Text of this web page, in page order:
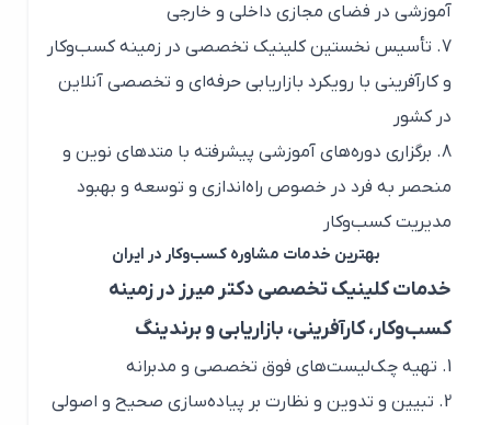
آموزشی در فضای مجازی داخلی و خارجی
تأسیس نخستین کلینیک تخصصی در زمینه کسب‌وکار
و کارآفرینی با رویکرد بازاریابی حرفه‌ای و تخصصی آنلاین
در کشور
برگزاری دوره‌های آموزشی پیشرفته با متدهای نوین و
منحصر به فرد در خصوص راه‌اندازی و توسعه و بهبود
مدیریت کسب‌وکار
بهترین خدمات مشاوره کسب‌وکار در ایران
خدمات کلینیک تخصصی دکتر میرز در زمینه
کسب‌وکار، کارآفرینی، بازاریابی و برندینگ
تهیه چک‌لیست‌های فوق تخصصی و مدبرانه
تبیین و تدوین و نظارت بر پیاده‌سازی صحیح و اصولی